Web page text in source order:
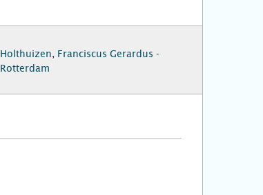
Holthuizen, Franciscus Gerardus -
Rotterdam